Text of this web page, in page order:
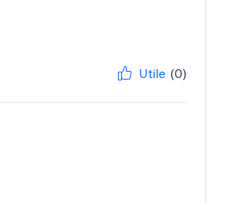
Utile (0)